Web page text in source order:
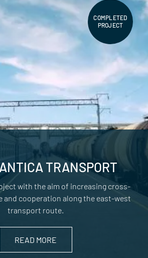
COMPLETED
PROJECT
TRANSPORT
with the aim of increasing cross-
and cooperation along the east-west
transport route.
READ MORE